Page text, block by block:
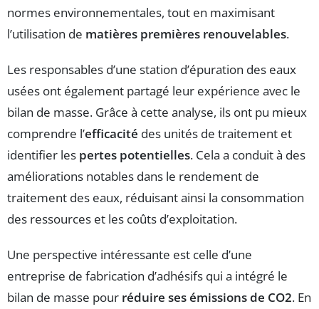
normes environnementales, tout en maximisant
l’utilisation de matières premières renouvelables.
Les responsables d’une station d’épuration des eaux
usées ont également partagé leur expérience avec le
bilan de masse. Grâce à cette analyse, ils ont pu mieux
comprendre l’efficacité des unités de traitement et
identifier les pertes potentielles. Cela a conduit à des
améliorations notables dans le rendement de
traitement des eaux, réduisant ainsi la consommation
des ressources et les coûts d’exploitation.
Une perspective intéressante est celle d’une
entreprise de fabrication d’adhésifs qui a intégré le
bilan de masse pour réduire ses émissions de CO2. En